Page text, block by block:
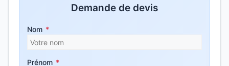
Demande de devis
Nom *
Prénom *